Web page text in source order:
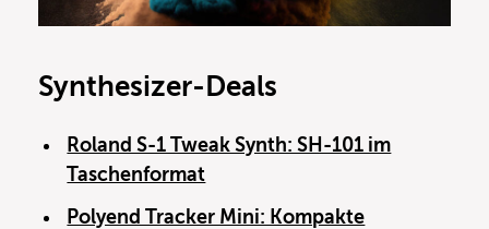
Synthesizer-Deals
Roland S-1 Tweak Synth: SH-101 im
Taschenformat
Polyend Tracker Mini: Kompakte